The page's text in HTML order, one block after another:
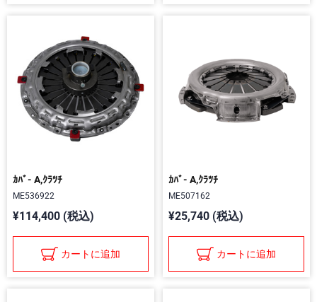
ｶﾊﾞ- A,ｸﾗﾂﾁ
ME536922
¥114,400 (税込)
カートに追加
ｶﾊﾞ- A,ｸﾗﾂﾁ
ME507162
¥25,740 (税込)
カートに追加